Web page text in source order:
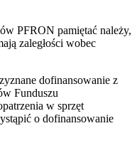
PFRON pamiętać należy,
zaległości wobec
dofinansowanie z
Funduszu
w sprzęt
o dofinansowanie